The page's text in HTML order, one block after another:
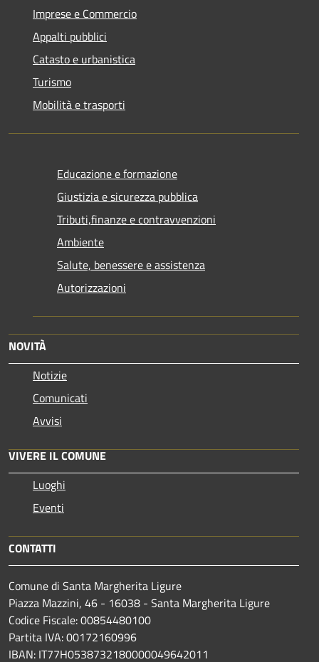
Imprese e Commercio
Appalti pubblici
Catasto e urbanistica
Turismo
Mobilità e trasporti
Educazione e formazione
Giustizia e sicurezza pubblica
Tributi,finanze e contravvenzioni
Ambiente
Salute, benessere e assistenza
Autorizzazioni
NOVITÀ
Notizie
Comunicati
Avvisi
VIVERE IL COMUNE
Luoghi
Eventi
CONTATTI
Comune di Santa Margherita Ligure
Piazza Mazzini, 46 - 16038 - Santa Margherita Ligure
Codice Fiscale: 00854480100
Partita IVA: 00172160996
IBAN: IT77H0538732180000049642011